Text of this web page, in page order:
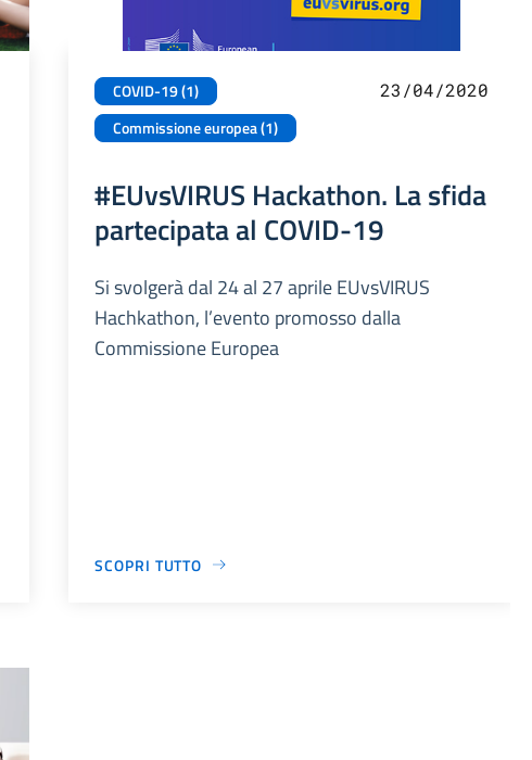
COVID-19 (1)
Commissione europea (1)
23/04/2020
#EUvsVIRUS Hackathon. La sfida
partecipata al COVID-19
Si svolgerà dal 24 al 27 aprile EUvsVIRUS
Hachkathon, l’evento promosso dalla
Commissione Europea
SCOPRI TUTTO